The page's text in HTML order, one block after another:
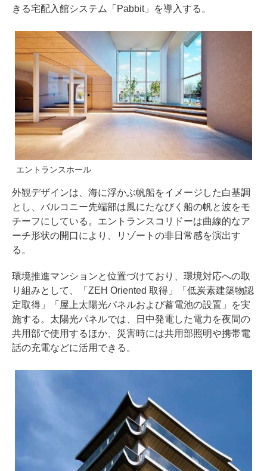
きる宅配入館システム「Pabbit」を導入する。
エントランスホール
外観デザインは、海に浮かぶ帆船をイメージした白基調
とし、バルコニー先端部は風にたなびく船の帆と波をモ
チーフにしている。エントランスコリドーは曲線的なア
ーチ形状の開口により、リゾートの非日常感を演出す
る。
環境推進マンションと位置づけており、環境対応への取
り組みとして、「ZEH Oriented 取得」「低炭素建築物認
定取得」「屋上太陽光パネルおよび蓄電池の設置」を実
施する。太陽光パネルでは、日中発電した電力を夜間の
共用部で使用するほか、災害時には共用部照明や携帯電
話の充電などに活用できる。